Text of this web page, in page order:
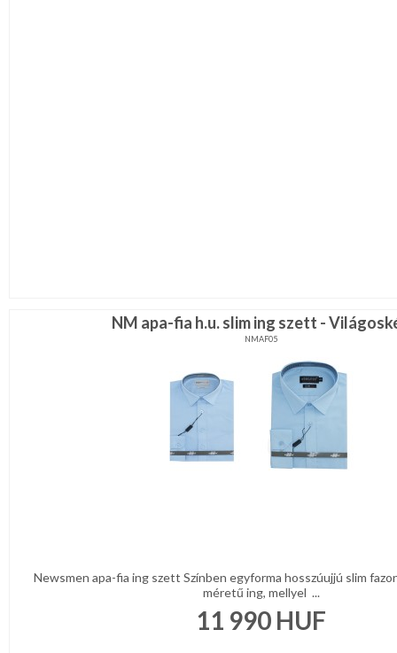
NM apa-fia h.u. slim ing szett -
NMAF05
Newsmen apa-fia ing szett Színben egyforma hosszúujjú slim
méretű ing, mellyel ...
11 990 HUF